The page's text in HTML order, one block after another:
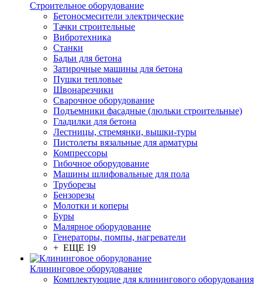
Строительное оборудование
Бетоносмесители электрические
Тачки строительные
Вибротехника
Станки
Бадьи для бетона
Затирочные машины для бетона
Пушки тепловые
Швонарезчики
Сварочное оборудование
Подъемники фасадные (люльки строительные)
Гладилки для бетона
Лестницы, стремянки, вышки-туры
Пистолеты вязальные для арматуры
Компрессоры
Гибочное оборудование
Машины шлифовальные для пола
Труборезы
Бензорезы
Молотки и коперы
Буры
Малярное оборудование
Генераторы, помпы, нагреватели
+ ЕЩЕ 19
Клининговое оборудование
Комплектующие для клинингового оборудования